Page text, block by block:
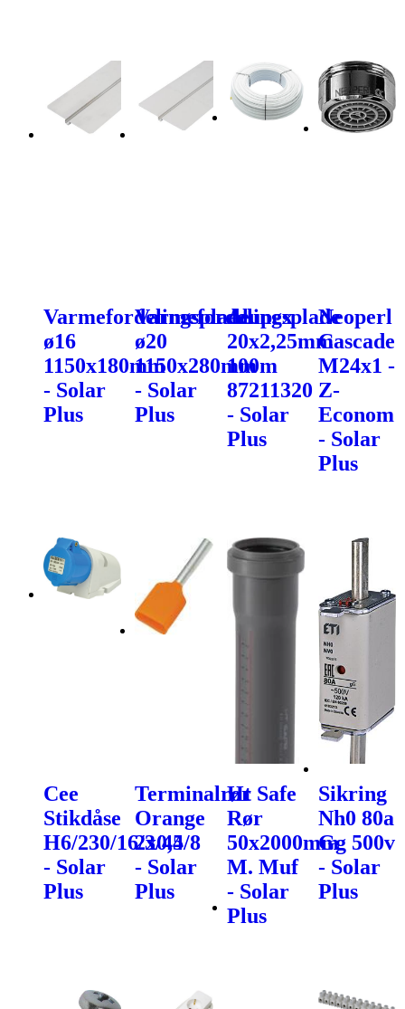
Varmefordelingsplade
ø16
1150x180mm
- Solar
Plus
Varmefordelingsplade
ø20
1150x280mm
- Solar
Plus
Alupex
20x2,25mm
100m
87211320
- Solar
Plus
Neoperl
Cascade
M24x1 -
Z-
Econom
- Solar
Plus
Cee
Stikdåse
H6/230/16/3/44
- Solar
Plus
Terminalrør
Orange
2x0,5/8
- Solar
Plus
Ht Safe
Rør
50x2000mm
M. Muf
- Solar
Plus
Sikring
Nh0 80a
Gg 500v
- Solar
Plus